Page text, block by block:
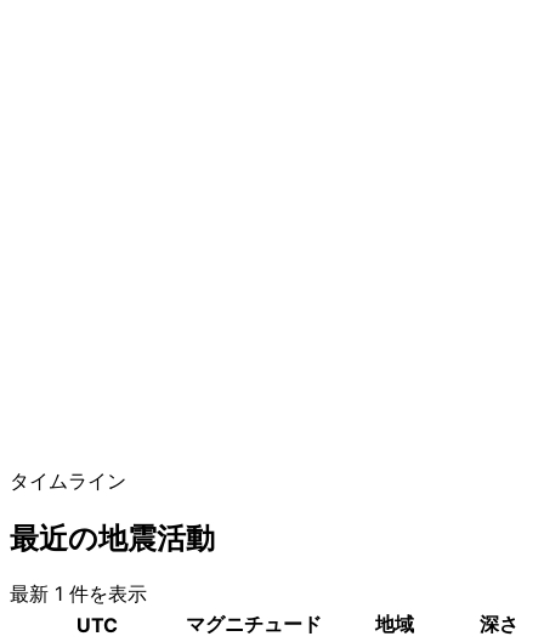
タイムライン
最近の地震活動
最新 1 件を表示
UTC
マグニチュード 地域
深さ